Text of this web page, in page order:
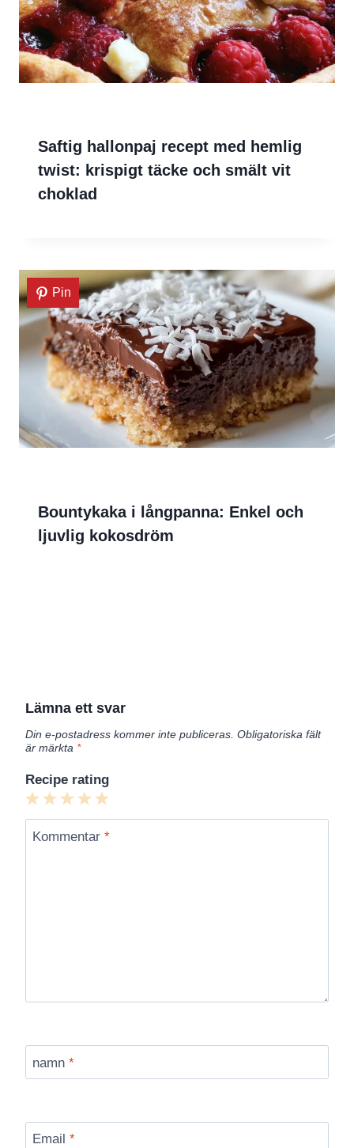
Saftig hallonpaj recept med hemlig
twist: krispigt täcke och smält vit
choklad
Pin
Bountykaka i långpanna: Enkel och
ljuvlig kokosdröm
Lämna ett svar
Din e-postadress kommer inte publiceras. Obligatoriska fält
är märkta *
Recipe rating
5
Stars
4
Stars
3
Stars
2
Stars
1
Star
Kommentar *
namn *
Email *